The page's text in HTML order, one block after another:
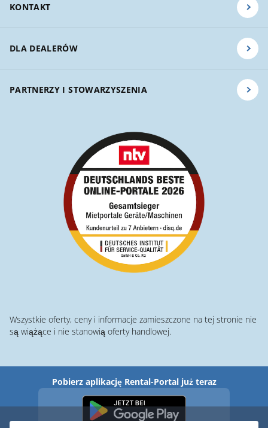
KONTAKT
DLA DEALERÓW
PARTNERZY I STOWARZYSZENIA
Wszystkie oferty, ceny i informacje zamieszczone na tej stronie nie
są wiążące i nie stanowią oferty handlowej.
Pobierz aplikację Rental-Portal już teraz